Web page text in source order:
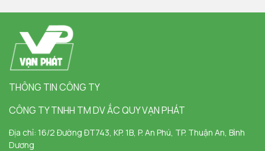
THÔNG TIN CÔNG TY
CÔNG TY TNHH TM DV ẮC QUY VẠN PHÁT
Địa chỉ: 16/2 Đường ĐT743, KP. 1B, P. An Phú, TP. Thuận An, Bình
Dương